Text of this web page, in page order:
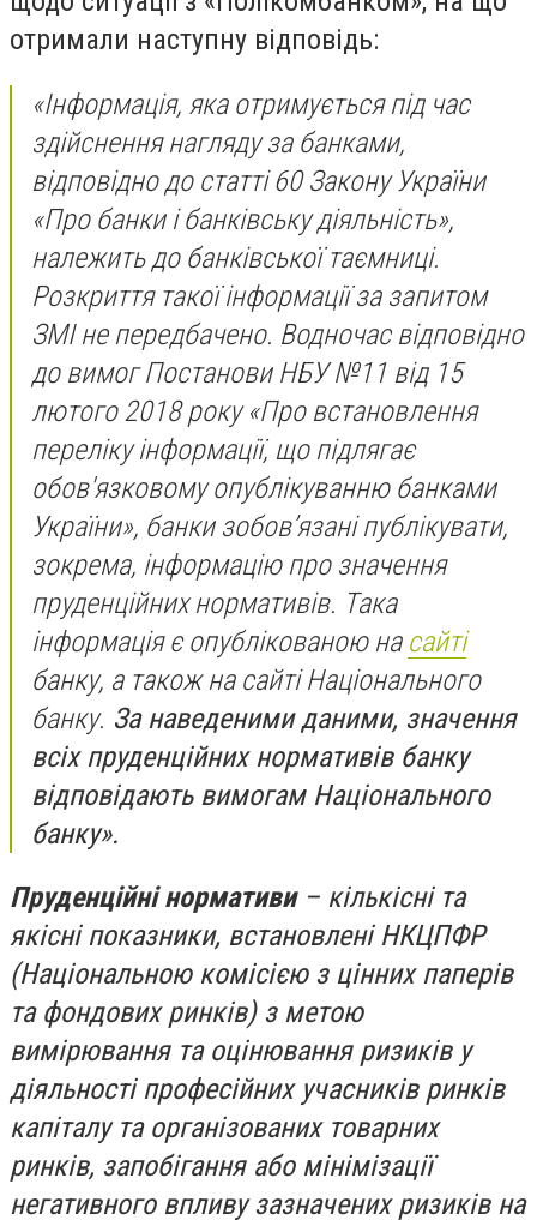
отримали наступну відповідь:
«Інформація, яка отримується під час
здійснення нагляду за банками,
відповідно до статті 60 Закону України
«Про банки і банківську діяльність»,
належить до банківської таємниці.
Розкриття такої інформації за запитом
ЗМІ не передбачено. Водночас відповідно
до вимог Постанови НБУ №11 від 15
лютого 2018 року «Про встановлення
переліку інформації, що підлягає
обов'язковому опублікуванню банками
України», банки зобов’язані публікувати,
зокрема, інформацію про значення
пруденційних нормативів. Така
інформація є опублікованою на сайті
банку, а також на сайті Національного
банку. За наведеними даними, значення
всіх пруденційних нормативів банку
відповідають вимогам Національного
банку».
Пруденційні нормативи– кількісні та
якісні показники, встановлені НКЦПФР
(Національною комісією з цінних паперів
та фондових ринків) з метою
вимірювання та оцінювання ризиків у
діяльності професійних учасників ринків
капіталу та організованих товарних
ринків, запобігання або мінімізації
негативного впливу зазначених ризиків на